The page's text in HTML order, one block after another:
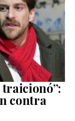
traicionó”:
contra